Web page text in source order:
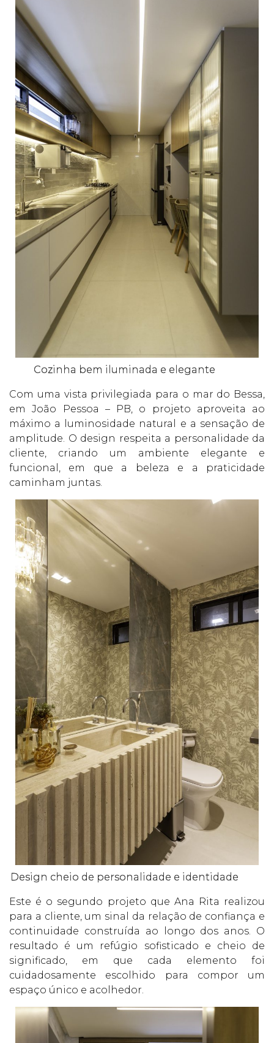
Cozinha bem iluminada e elegante
Com uma vista privilegiada para o mar do Bessa,
em João Pessoa – PB, o projeto aproveita ao
máximo a luminosidade natural e a sensação de
amplitude. O design respeita a personalidade da
cliente, criando um ambiente elegante e
funcional, em que a beleza e a praticidade
caminham juntas.
Design cheio de personalidade e identidade
Este é o segundo projeto que Ana Rita realizou
para a cliente, um sinal da relação de confiança e
continuidade construída ao longo dos anos. O
resultado é um refúgio sofisticado e cheio de
significado, em que cada elemento foi
cuidadosamente escolhido para compor um
espaço único e acolhedor.